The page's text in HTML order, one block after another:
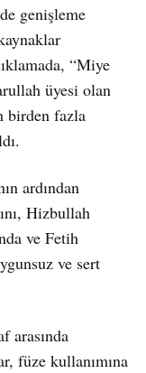
genişleme
“Miye
üyesi olan
birden fazla
ardından
Hizbullah
ve Fetih
ve sert
arasında
füze kullanımına